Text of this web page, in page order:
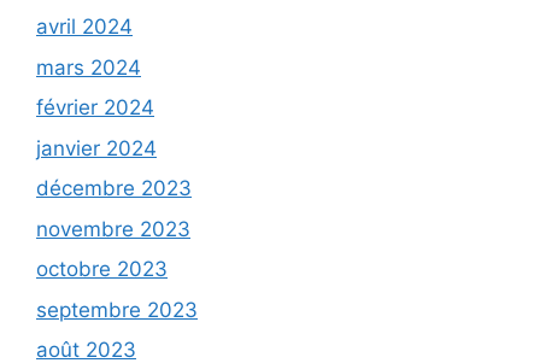
avril 2024
mars 2024
février 2024
janvier 2024
décembre 2023
novembre 2023
octobre 2023
septembre 2023
août 2023